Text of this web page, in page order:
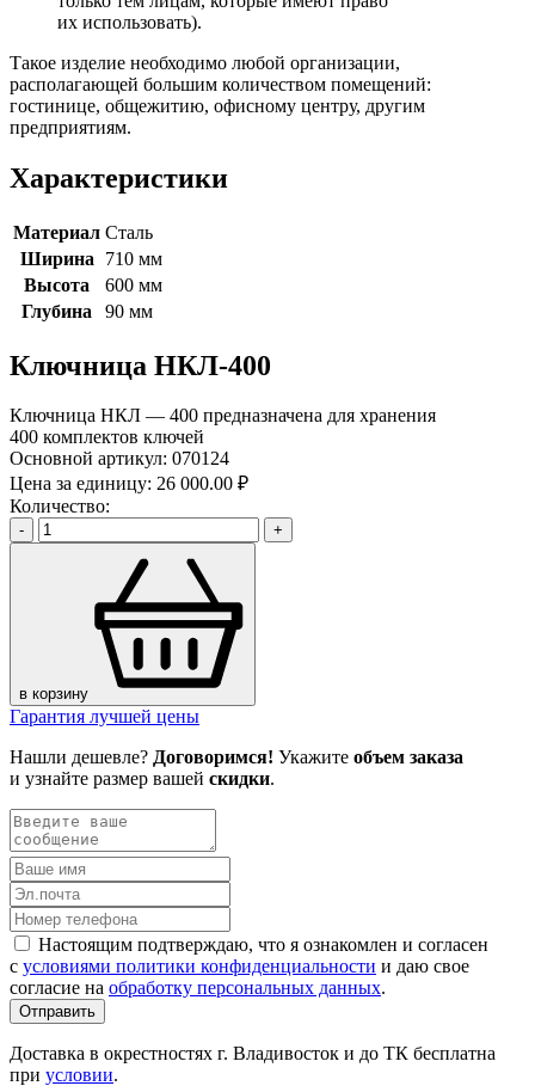
их использовать).
Такое изделие необходимо любой организации,
располагающей большим количеством помещений:
гостинице, общежитию, офисному центру, другим
предприятиям.
Характеристики
Материал Сталь
Ширина
710 мм
Высота
600 мм
Глубина
90 мм
Ключница НКЛ-400
Ключница НКЛ — 400 предназначена для хранения
400 комплектов ключей
Основной артикул: 070124
Цена за единицу: 26 000.00 ₽
Количество:
- +
в корзину
Гарантия лучшей цены
Нашли дешевле? Договоримся! Укажите объем заказа
и узнайте размер вашей скидки.
Настоящим подтверждаю, что я ознакомлен и согласен
с условиями политики конфиденциальности и даю свое
согласие на обработку персональных данных.
Отправить
Доставка в окрестностях г. Владивосток и до ТК бесплатна
при условии.